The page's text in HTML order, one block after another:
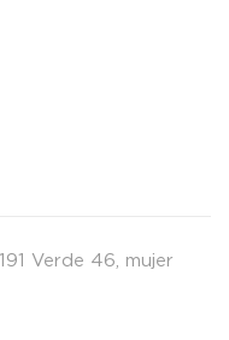
Verde 46 mujer